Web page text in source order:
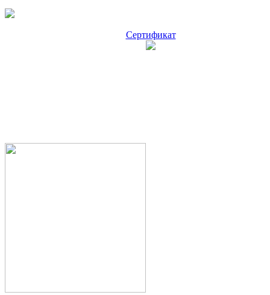
Сертификат